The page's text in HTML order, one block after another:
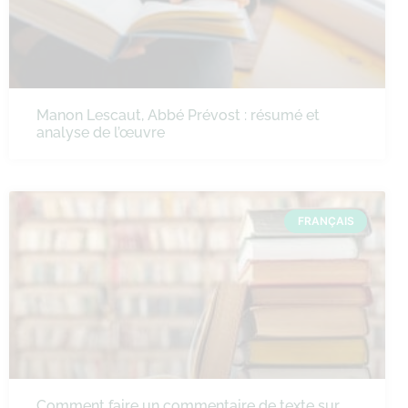
Manon Lescaut, Abbé Prévost : résumé et
analyse de l’œuvre
FRANÇAIS